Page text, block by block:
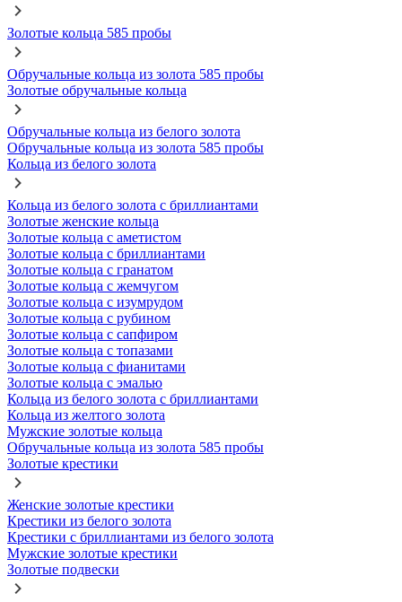
Золотые кольца 585 пробы
Обручальные кольца из золота 585 пробы
Золотые обручальные кольца
Обручальные кольца из белого золота
Обручальные кольца из золота 585 пробы
Кольца из белого золота
Кольца из белого золота с бриллиантами
Золотые женские кольца
Золотые кольца с аметистом
Золотые кольца с бриллиантами
Золотые кольца с гранатом
Золотые кольца с жемчугом
Золотые кольца с изумрудом
Золотые кольца с рубином
Золотые кольца с сапфиром
Золотые кольца с топазами
Золотые кольца с фианитами
Золотые кольца с эмалью
Кольца из белого золота с бриллиантами
Кольца из желтого золота
Мужские золотые кольца
Обручальные кольца из золота 585 пробы
Золотые крестики
Женские золотые крестики
Крестики из белого золота
Крестики с бриллиантами из белого золота
Мужские золотые крестики
Золотые подвески